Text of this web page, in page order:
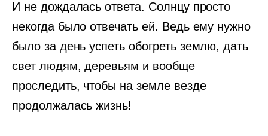
И не дождалась ответа. Солнцу просто
некогда было отвечать ей. Ведь ему нужно
было за день успеть обогреть землю, дать
свет людям, деревьям и вообще
проследить, чтобы на земле везде
продолжалась жизнь!